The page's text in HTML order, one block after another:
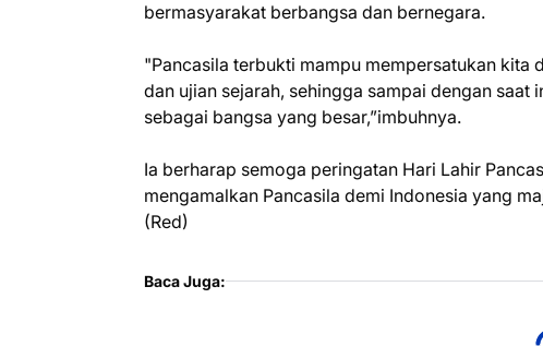
bermasyarakat berbangsa dan bernegara.
"Pancasila terbukti mampu mempersatukan
dan ujian sejarah, sehingga sampai dengan
sebagai bangsa yang besar,”imbuhnya.
Ia berharap semoga peringatan Hari Lahir
mengamalkan Pancasila demi Indonesia yang
(Red)
Baca Juga: